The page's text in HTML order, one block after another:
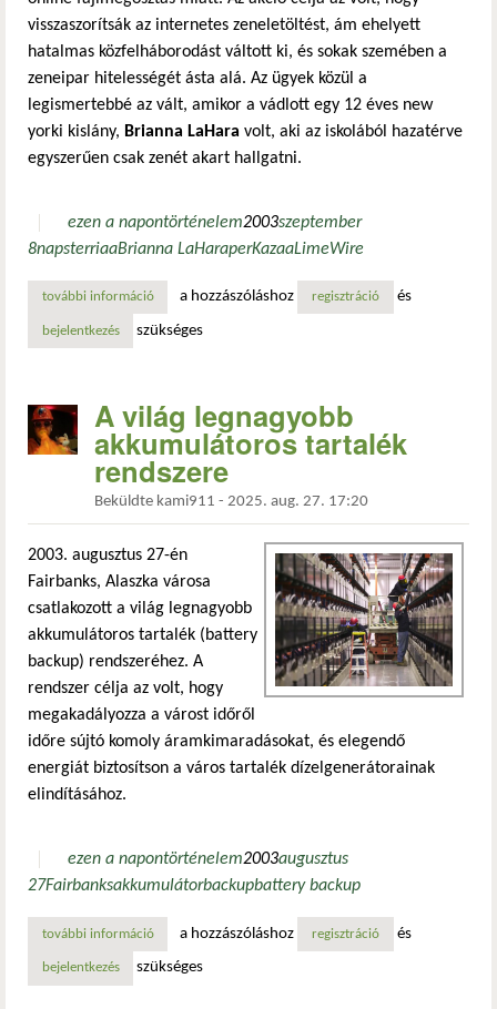
visszaszorítsák az internetes zeneletöltést, ám ehelyett
hatalmas közfelháborodást váltott ki, és sokak szemében a
zeneipar hitelességét ásta alá. Az ügyek közül a
legismertebbé az vált, amikor a vádlott egy 12 éves new
yorki kislány, Brianna LaHara volt, aki az iskolából hazatérve
egyszerűen csak zenét akart hallgatni.
ezen a napontörténelem2003szeptember
8napsterriaaBrianna LaHaraperKazaaLimeWire
további információamikor a zeneipar a gyerekeket is perelte: a hírhedt riaa-
a hozzászóláshoz regisztráció és
bejelentkezés szükséges
A világ legnagyobb
akkumulátoros tartalék
rendszere
Beküldte kami911 - 2025. aug. 27. 17:20
2003. augusztus 27-én
Fairbanks, Alaszka városa
csatlakozott a világ legnagyobb
akkumulátoros tartalék (battery
backup) rendszeréhez. A
rendszer célja az volt, hogy
megakadályozza a várost időről
időre sújtó komoly áramkimaradásokat, és elegendő
energiát biztosítson a város tartalék dízelgenerátorainak
elindításához.
ezen a napontörténelem2003augusztus
27Fairbanksakkumulátorbackupbattery backup
további információa világ legnagyobb akkumulátoros tartalék rendszere
a hozzászóláshoz regisztráció és
bejelentkezés szükséges